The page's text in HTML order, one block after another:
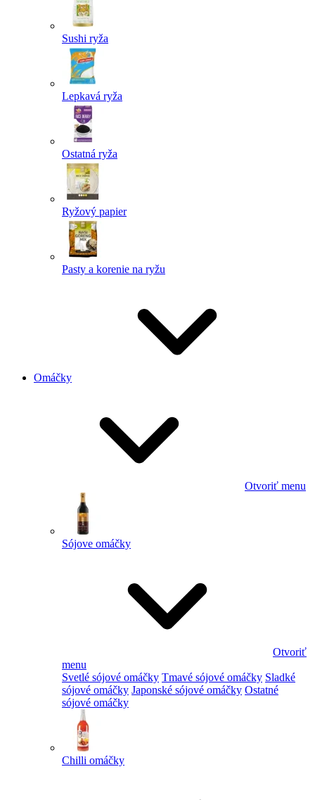
Sushi ryža
Lepkavá ryža
Ostatná ryža
Ryžový papier
Pasty a korenie na ryžu
Omáčky
Otvoriť menu
Sójove omáčky
Otvoriť
menu
Svetlé sójové omáčky Tmavé sójové omáčky Sladké
sójové omáčky Japonské sójové omáčky Ostatné
sójové omáčky
Chilli omáčky